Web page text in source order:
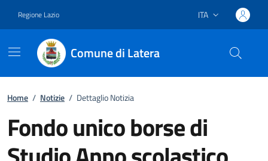
Regione Lazio Lingua attiva:
ITA
Comune di Latera
Home / Notizie / Dettaglio Notizia
Fondo unico borse di